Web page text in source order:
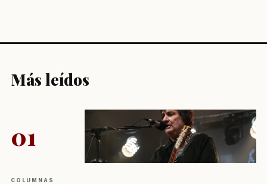
Más leídos
01
COLUMNAS